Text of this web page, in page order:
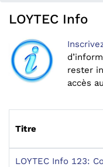
LOYTEC Info
rester
accès
Titre
LOYTEC Info 123: